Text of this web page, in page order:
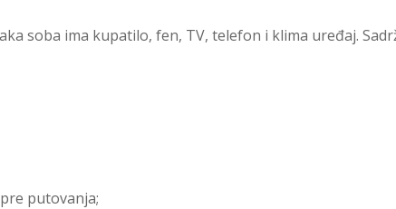
soba ima kupatilo, fen, TV, telefon i klima uređaj.
putovanja;